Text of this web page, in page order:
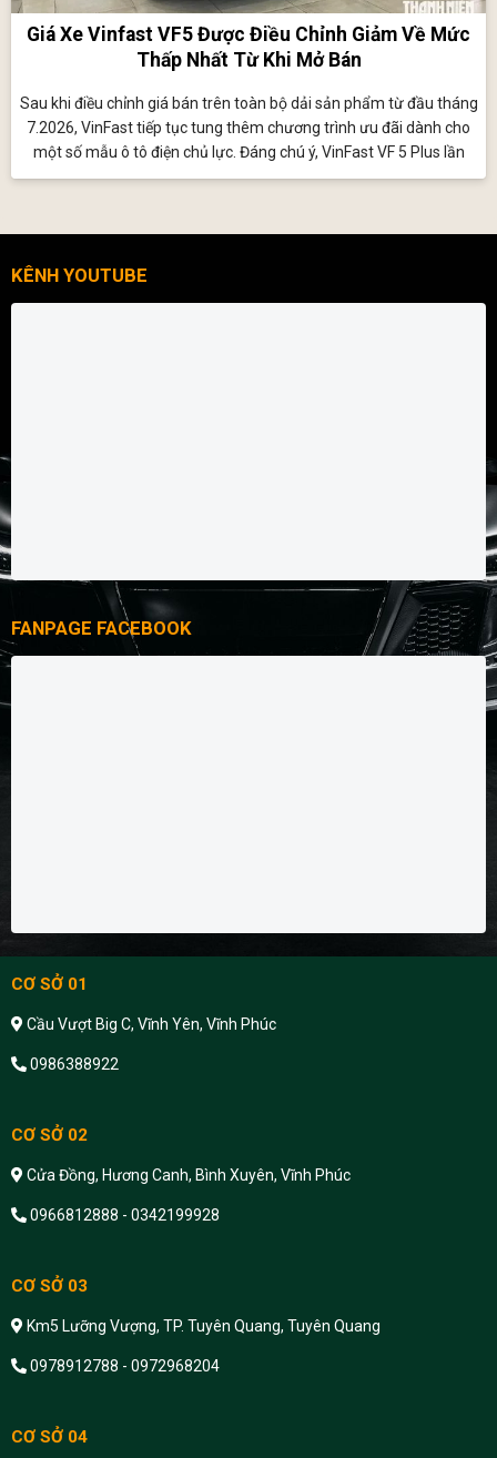
Giá Xe Vinfast VF5 Được Điều Chỉnh Giảm Về Mức
Thấp Nhất Từ Khi Mở Bán
Sau khi điều chỉnh giá bán trên toàn bộ dải sản phẩm từ đầu tháng
7.2026, VinFast tiếp tục tung thêm chương trình ưu đãi dành cho
một số mẫu ô tô điện chủ lực. Đáng chú ý, VinFast VF 5 Plus lần
đầu tiên về sát mốc 470 triệu đồng, thấp nhất kể từ khi mẫu xe này
KÊNH YOUTUBE
FANPAGE FACEBOOK
CƠ SỞ 01
Cầu Vượt Big C, Vĩnh Yên, Vĩnh Phúc
0986388922
CƠ SỞ 02
Cửa Đồng, Hương Canh, Bình Xuyên, Vĩnh Phúc
0966812888 - 0342199928
CƠ SỞ 03
Km5 Lưỡng Vượng, TP. Tuyên Quang, Tuyên Quang
0978912788 - 0972968204
CƠ SỞ 04